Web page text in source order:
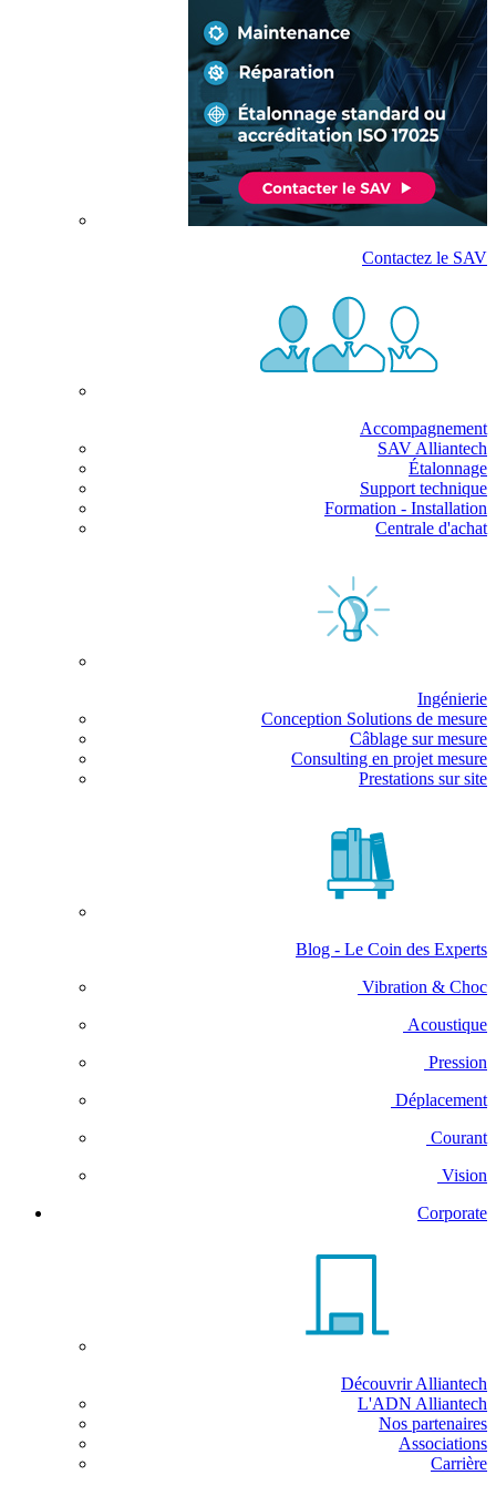
Contactez le SAV
Accompagnement
SAV Alliantech
Étalonnage
Support technique
Formation - Installation
Centrale d'achat
Ingénierie
Conception Solutions de mesure
Câblage sur mesure
Consulting en projet mesure
Prestations sur site
Blog - Le Coin des Experts
Vibration & Choc
Acoustique
Pression
Déplacement
Courant
Vision
Corporate
Découvrir Alliantech
L'ADN Alliantech
Nos partenaires
Associations
Carrière